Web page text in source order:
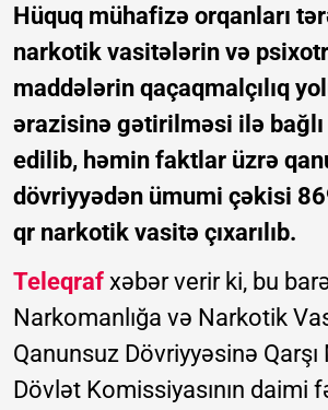
Hüquq mühafizə orqanları
narkotik vasitələrin və
maddələrin qaçaqmalçılıq
ərazisinə gətirilməsi ilə
edilib, həmin faktlar üzrə
dövriyyədən ümumi çəkisi
qr narkotik vasitə çıxarılıb.
Teleqraf xəbər verir ki, bu
Narkomanlığa və Narkotik
Qanunsuz Dövriyyəsinə
Dövlət Komissiyasının daimi